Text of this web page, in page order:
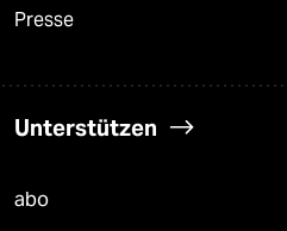
Presse
Unterstützen
abo